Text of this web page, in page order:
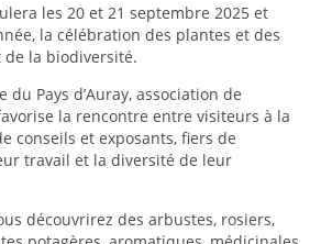
les 20 et 21 septembre 2025 et
la célébration des plantes et des
la biodiversité.
du Pays d’Auray, association de
la rencontre entre visiteurs à la
conseils et exposants, fiers de
travail et la diversité de leur
découvrirez des arbustes, rosiers,